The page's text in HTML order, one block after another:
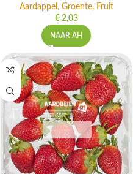
Aardappel, Groente, Fruit
€2,03
NAAR AH